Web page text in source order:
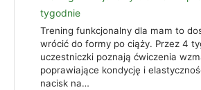
tygodnie
Trening funkcjonalny dla mam to
wrócić do formy po ciąży. Przez 4
uczestniczki poznają ćwiczenia
poprawiające kondycję i
nacisk na…